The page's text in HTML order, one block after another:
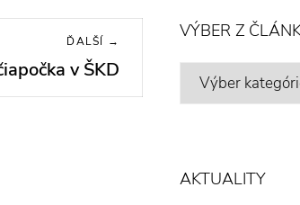
ĎALŠÍ →
v ŠKD
VÝBER Z
VÝBER
AKTUALITY